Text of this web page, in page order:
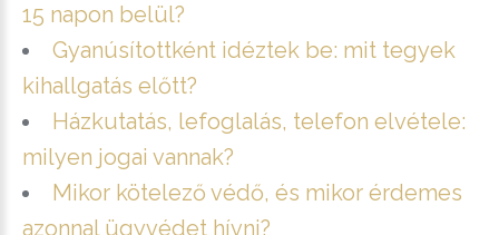
15 napon belül?
Gyanúsítottként idéztek be: mit tegyek
kihallgatás előtt?
Házkutatás, lefoglalás, telefon elvétele:
milyen jogai vannak?
Mikor kötelező védő, és mikor érdemes
azonnal ügyvédet hívni?